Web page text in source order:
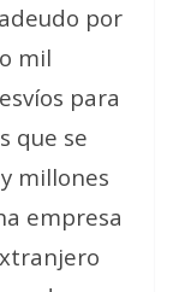
por
mil
para
que se
millones
empresa